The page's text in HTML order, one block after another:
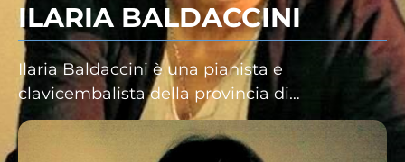
ILARIA BALDACCINI
Ilaria Baldaccini è una pianista e
clavicembalista della provincia di…